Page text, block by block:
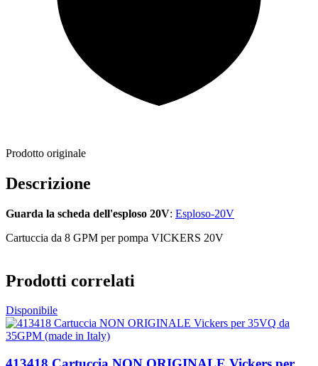
Prodotto originale
Descrizione
Guarda la scheda dell'esploso 20V: Esploso-20V
Cartuccia da 8 GPM per pompa VICKERS 20V
Prodotti correlati
Disponibile